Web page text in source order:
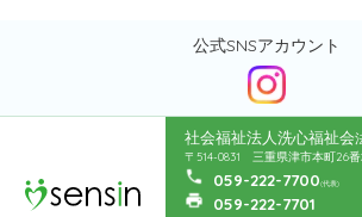
公式SNSアカウント
社会福祉法人洗心福祉会
〒514-0831 三重県津市本町26番
059-222-7700(代表)
059-222-7701